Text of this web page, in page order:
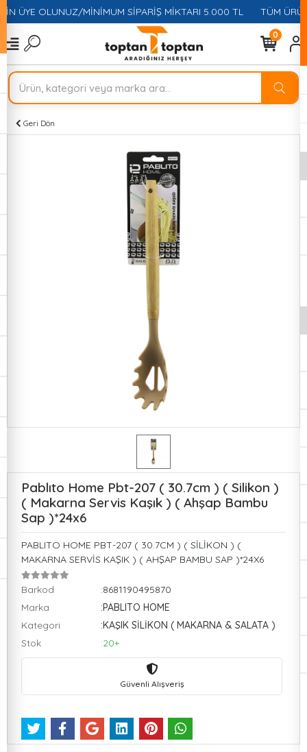
ÜYE OLUNUZ/MİNİMUM SİPARİŞ MİKTARI 5.000 TL TÜM
0
Geri Dön
Pablıto Home Pbt-207 ( 30.7cm ) ( Silikon )
( Makarna Servis Kaşık ) ( Ahşap Bambu
Sap )*24x6
PABLITO HOME PBT-207 ( 30.7CM ) ( SİLİKON ) (
MAKARNA SERVİS KAŞIK ) ( AHŞAP BAMBU SAP )*24X6
Barkod
:8681190495870
Marka
:PABLITO HOME
Kategori
:KAŞIK SİLİKON ( MAKARNA & SALATA )
Stok
:20+
Güvenli Alışveriş